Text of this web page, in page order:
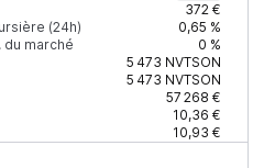
372 €
(24h)
0,65 %
du marché
0 %
5 473 NVTSON
5 473 NVTSON
57 268 €
10,36 €
10,93 €